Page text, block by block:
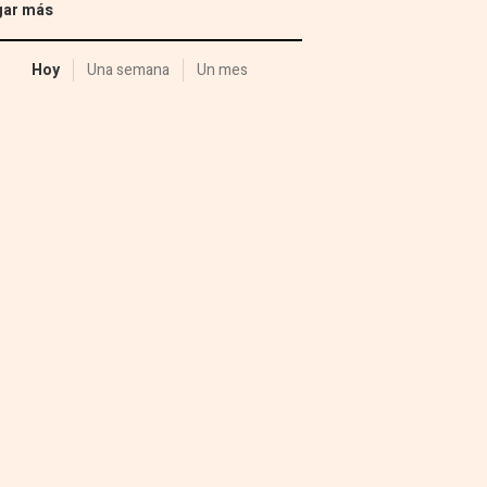
más
Hoy Una semana Un mes